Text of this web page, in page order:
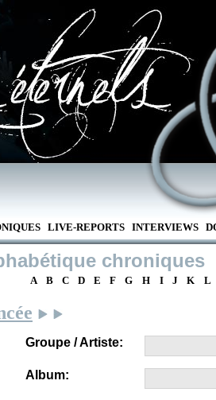
LIVE-REPORTS INTERVIEWS
chroniques
A B C D E F G H I J K L
Groupe / Artiste:
Album: